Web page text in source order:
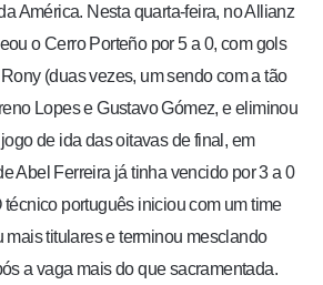
América. Nesta quarta-feira, no Allianz
o Cerro Porteño por 5 a 0, com gols
(duas vezes, um sendo com a tão
Lopes e Gustavo Gómez, e eliminou
de ida das oitavas de final, em
Abel Ferreira já tinha vencido por 3 a 0
técnico português iniciou com um time
mais titulares e terminou mesclando
a vaga mais do que sacramentada.